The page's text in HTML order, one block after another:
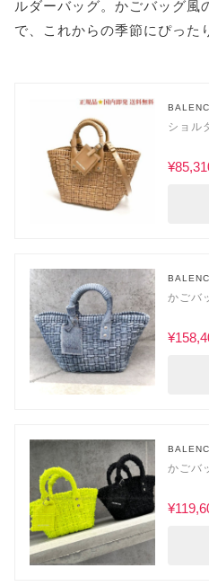
ルダーバッグ。かごバッグ風
で、これからの季節にぴった
ショル
かごバ
かごバ